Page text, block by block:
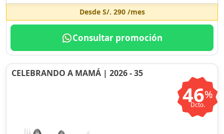
Desde S/. 290/mes
Consultar promoción
CELEBRANDO A MAMÁ | 2026 - 35
46%
Dcto.